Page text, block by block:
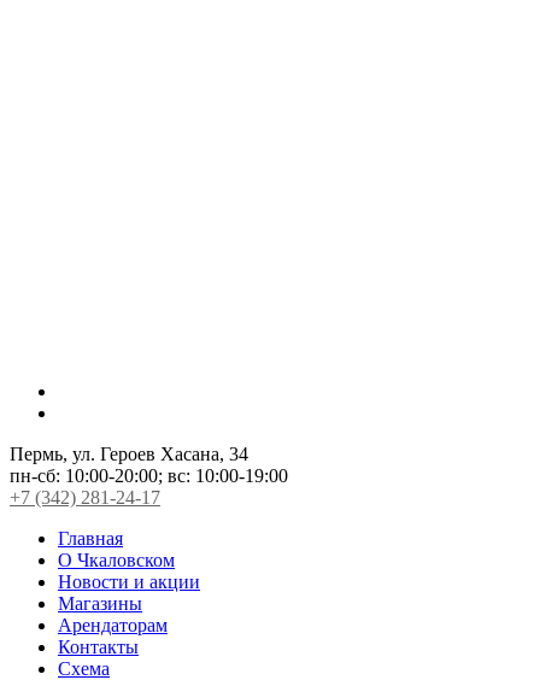
Пермь, ул. Героев Хасана, 34
пн-сб: 10:00-20:00; вс: 10:00-19:00
+7 (342) 281-24-17
Главная
О Чкаловском
Новости и акции
Магазины
Арендаторам
Контакты
Схема